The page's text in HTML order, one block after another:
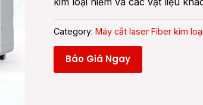
Category: Máy cắt laser Fiber kim
Báo Giá Ngay